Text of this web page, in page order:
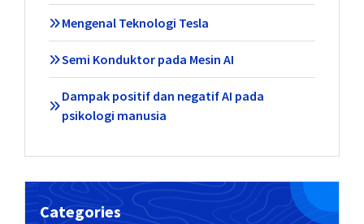
Mengenal Teknologi Tesla
Semi Konduktor pada Mesin AI
Dampak positif dan negatif AI pada
psikologi manusia
Categories